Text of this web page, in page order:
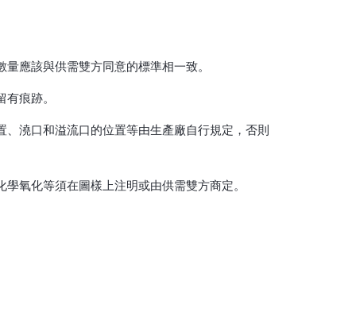
應該與供需雙方同意的標準相一致。
痕跡。
澆口和溢流口的位置等由生產廠自行規定，否則
氧化等須在圖樣上注明或由供需雙方商定。